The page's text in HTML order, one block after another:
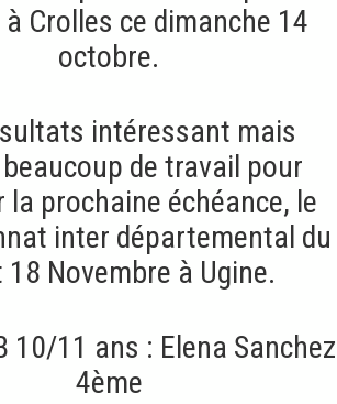
Crolles ce dimanche 14
octobre.
intéressant mais
de travail pour
la prochaine échéance, le
inter départemental du
18 Novembre à Ugine.
10/11 ans : Elena Sanchez
4ème